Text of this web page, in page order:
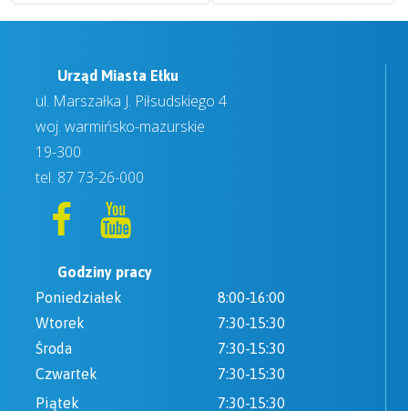
Urząd Miasta Ełku
ul. Marszałka J. Piłsudskiego 4
woj. warmińsko-mazurskie
19-300
tel. 87 73-26-000
Godziny pracy
Poniedziałek
8:00-16:00
Wtorek
7:30-15:30
Środa
7:30-15:30
Czwartek
7:30-15:30
Piątek
7:30-15:30